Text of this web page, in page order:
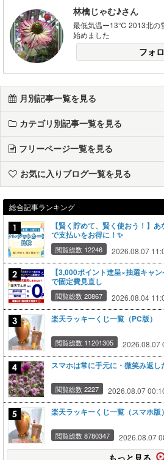
林檎じゃむ♪さん
最低気温ー13℃ 2013北の
始めました
フォ
月別記事一覧を見る
カテゴリ別記事一覧を見る
フリーページ一覧を見る
お気に入りブログ一覧を見る
総合記事ランキング
【賢く貯めて、賢く使おう！】
で支払いをお得に！✨
閲覧総数 12246 2026.08.07
【3,000ポイント進呈×抽選キャ
で固定費見直し
閲覧総数 20867 2026.08.04
楽天ラッキーくじ一覧（PC版）
閲覧総数 11201305 2026.08.07
スマホは常に手元に・微笑み返し
閲覧総数 2227 2026.08.07
楽天ラッキーくじ一覧（スマホ版）
閲覧総数 8780347 2026.08.07
もっと見る